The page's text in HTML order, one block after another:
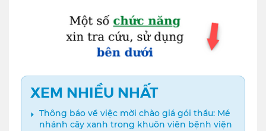
XEM NHIỀU NHẤT
Thông báo về việc mời chào giá gói thầu: Mé
nhánh cây xanh trong khuôn viên bệnh viện